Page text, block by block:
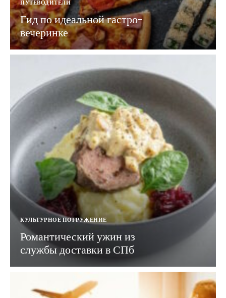
ПУТЕВОДИТЕЛИ
Гид по идеальной гастро-
вечеринке
КУЛЬТУРНОЕ ПОГРУЖЕНИЕ
Романтический ужин из
службы доставки в СПб